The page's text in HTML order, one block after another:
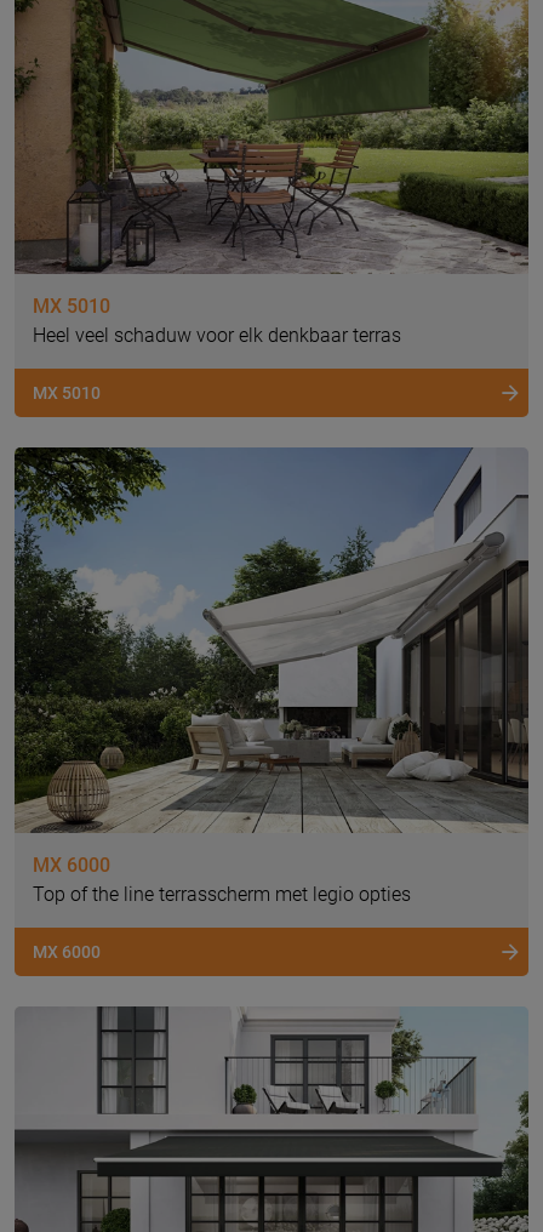
MX 5010
Heel veel schaduw voor elk denkbaar terras
MX 5010
MX 6000
Top of the line terrasscherm met legio opties
MX 6000